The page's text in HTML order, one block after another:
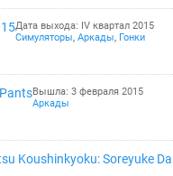
Дата выхода: IV квартал 2015
Симуляторы, Аркады, Гонки
Вышла: 3 февраля 2015
Аркады
Koushinkyoku: Soreyuke